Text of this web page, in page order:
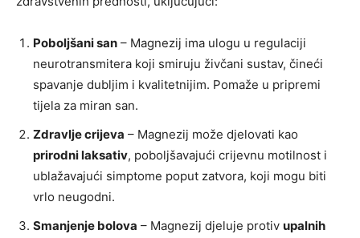
Poboljšani san – Magnezij ima ulogu u regulaciji
neurotransmitera koji smiruju živčani sustav, čineći
spavanje dubljim i kvalitetnijim. Pomaže u pripremi
tijela za miran san.
Zdravlje crijeva – Magnezij može djelovati kao
prirodni laksativ, poboljšavajući crijevnu motilnost i
ublažavajući simptome poput zatvora, koji mogu biti
vrlo neugodni.
Smanjenje bolova – Magnezij djeluje protiv upalnih